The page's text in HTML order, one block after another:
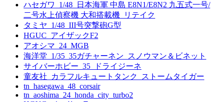
ハセガワ_1/48_日本海軍 中島 E8N1/E8N2 九五式一号/
二号水上偵察機 大和搭載機_リテイク
タミヤ_1/48_III号突撃砲G型
HGUC_アイザックF2
アオシマ_24_MGB
海洋堂_1/35_35ガチャーネン_スノウマン＆ビネット
サイバーホビー_35_ドライジーネ
童友社_カラフルキュートタンク_ストームタイガー
tn_hasegawa_48_corsair
tn_aoshima_24_honda_city_turbo2